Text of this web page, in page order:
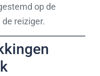
op de
reiziger.